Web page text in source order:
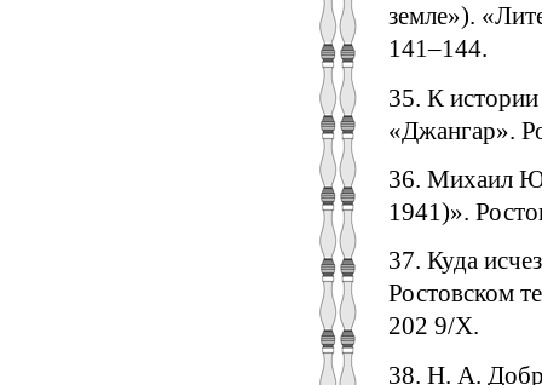
земле»).
141–144.
35. К
«Джангар».
36. Михаил
1941)».
37. Куда
Ростовском
202 9/Х.
38. Н. А.